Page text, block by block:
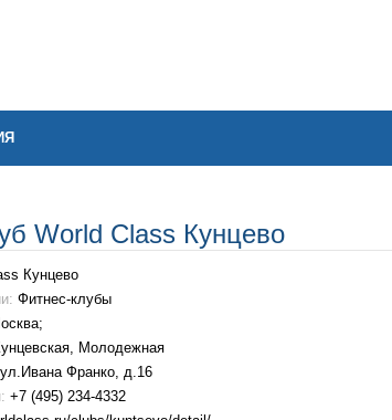
World Class Кунцево
Кунцево
Фитнес-клубы
, Молодежная
ул.Ивана Франко, д.16
+7 (495) 234-4332